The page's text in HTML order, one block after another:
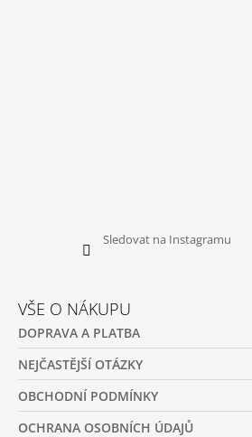
Sledovat na Instagramu
VŠE O NÁKUPU
DOPRAVA A PLATBA
NEJČASTĚJŠÍ OTÁZKY
OBCHODNÍ PODMÍNKY
OCHRANA OSOBNÍCH ÚDAJŮ